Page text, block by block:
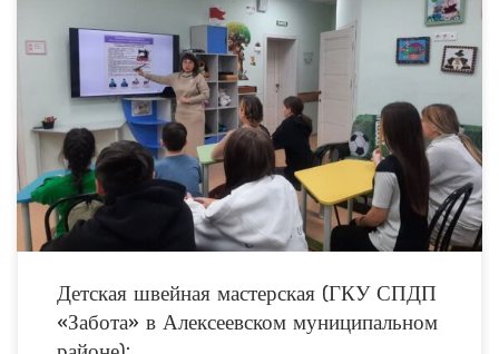
Воспитанники приюта «Забота» приступили к освоению швейного мастерства в
рамках проекта «Швейная мастерская для воспитанников ГКУ «Социальный
приют для детей и подростков «Забота» в Алексеевском
Детская швейная мастерская (ГКУ СПДП
«Забота» в Алексеевском муниципальном